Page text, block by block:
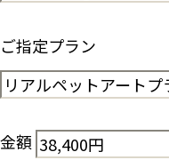
ご指定プラン
金額